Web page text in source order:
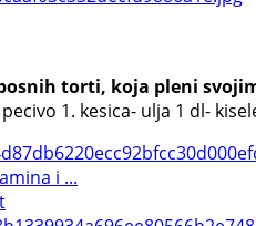
torti, koja pleni
1. kesica- ulja 1 dl-
i ...